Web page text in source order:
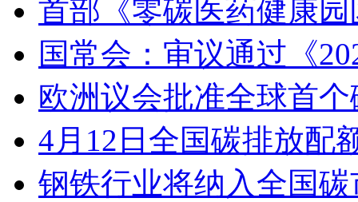
首部《零碳医药健康
国常会：审议通过《
欧洲议会批准全球首
4月12日全国碳排放配
钢铁行业将纳入全国碳